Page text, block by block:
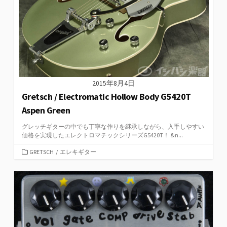
2015年8月4日
Gretsch / Electromatic Hollow Body G5420T
Aspen Green
グレッチギターの中でも丁寧な作りを継承しながら、入手しやすい
価格を実現したエレクトロマチックシリーズG5420T！ &n...
カ
ゴ
ー
GRETSCH / エレキギター